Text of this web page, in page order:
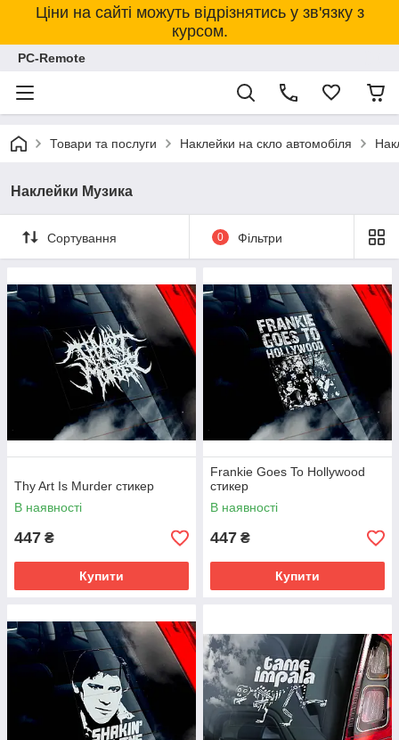
Ціни на сайті можуть відрізнятись у зв'язку з
курсом.
PC-Remote
Товари та послуги Наклейки на скло автомобіля
Наклейки Музика
Сортування 0 Фільтри
Thy Art Is Murder стикер
В наявності
447 ₴
Купити
Frankie Goes To Hollywood
стикер
В наявності
447 ₴
Купити